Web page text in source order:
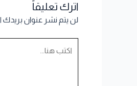
اترك تعليقاً
لن يتم نشر عنوان بريدك
هنا...